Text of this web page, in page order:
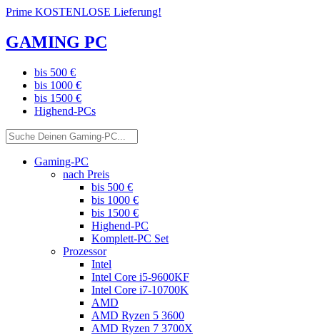
Prime KOSTENLOSE Lieferung!
GAMING PC
bis 500 €
bis 1000 €
bis 1500 €
Highend-PCs
Gaming-PC
nach Preis
bis 500 €
bis 1000 €
bis 1500 €
Highend-PC
Komplett-PC Set
Prozessor
Intel
Intel Core i5-9600KF
Intel Core i7-10700K
AMD
AMD Ryzen 5 3600
AMD Ryzen 7 3700X